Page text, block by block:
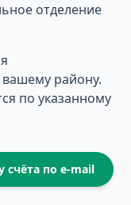
отделение
району.
по указанному
счёта по e-mail